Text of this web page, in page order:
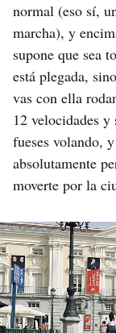
normal (eso sí,
marcha), y
supone que sea
está plegada,
vas con ella
12 velocidades
fueses volando,
absolutamente
moverte por la